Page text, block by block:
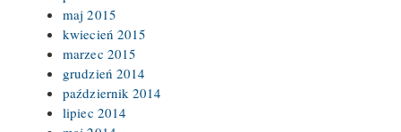
maj 2015
kwiecień 2015
marzec 2015
grudzień 2014
październik 2014
lipiec 2014